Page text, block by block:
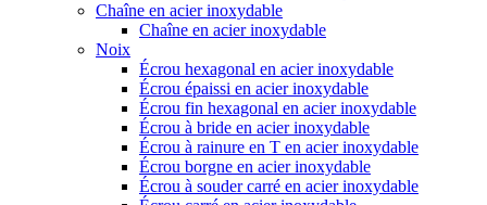
Chaîne en acier inoxydable
Chaîne en acier inoxydable
Noix
Écrou hexagonal en acier inoxydable
Écrou épaissi en acier inoxydable
Écrou fin hexagonal en acier inoxydable
Écrou à bride en acier inoxydable
Écrou à rainure en T en acier inoxydable
Écrou borgne en acier inoxydable
Écrou à souder carré en acier inoxydable